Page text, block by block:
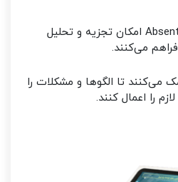
دستگاه‌های Absentee presence امکان تجزیه و تحلیل
می‌کنند.
می‌کنند تا الگوها و مشکلات را
را اعمال کنند.